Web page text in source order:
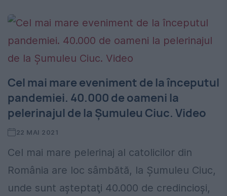
Cel mai mare eveniment de la începutul
pandemiei. 40.000 de oameni la
pelerinajul de la Șumuleu Ciuc. Video
22 MAI 2021
Cel mai mare pelerinaj al catolicilor din
România are loc sâmbătă, la Şumuleu Ciuc,
unde sunt aşteptaţi 40.000 de credincioşi,